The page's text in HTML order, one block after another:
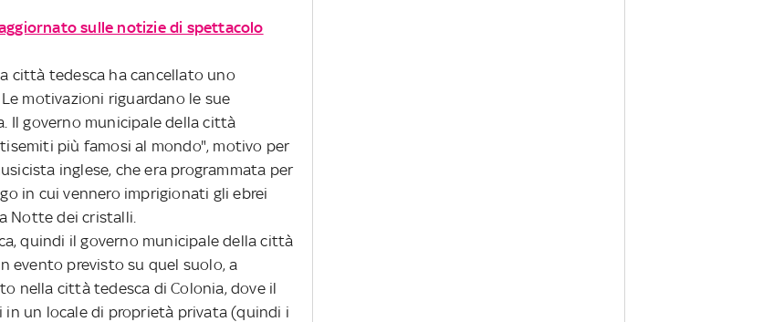
sulle notizie di spettacolo
città tedesca ha cancellato uno
motivazioni riguardano le sue
Il governo municipale della città
più famosi al mondo", motivo per
inglese, che era programmata per
in cui vennero imprigionati gli ebrei
Notte dei cristalli.
quindi il governo municipale della città
evento previsto su quel suolo, a
nella città tedesca di Colonia, dove il
un locale di proprietà privata (quindi i